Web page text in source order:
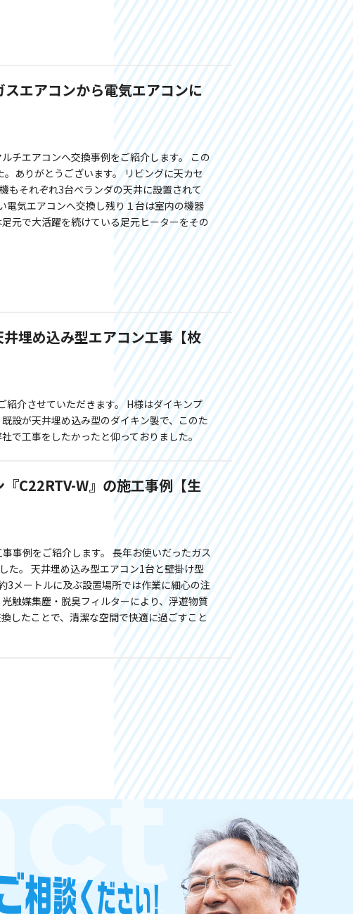
エアコンから電気エアコンに
チエアコンへ交換事例をご紹介します。 この
ありがとうございます。 リビングに天カセ
もそれぞれ3台ベランダの天井に設置されて
電気エアコンへ交換し残り１台は室内の機器
元で大活躍を続けている足元ヒーターをその
埋め込み型エアコン工事【枚
介させていただきます。 H様はダイキンプ
設が天井埋め込み型のダイキン製で、このた
で工事をしたかったと仰っておりました。
C22RTV-W』の施工事例【生
例をご紹介します。 長年お使いだったガス
た。 天井埋め込み型エアコン1台と壁掛け型
3メートルに及ぶ設置場所では作業に細心の注
触媒集塵・脱臭フィルターにより、浮遊物質
したことで、清潔な空間で快適に過ごすこと